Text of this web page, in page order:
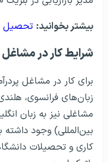
بیشتر بخوانید: تحصیل
شرایط کار در مشاغل
برای کار در مشاغل
زبان‌های فرانسوی،
مشاغلی نیز به زبان
کاری و تحصیلات